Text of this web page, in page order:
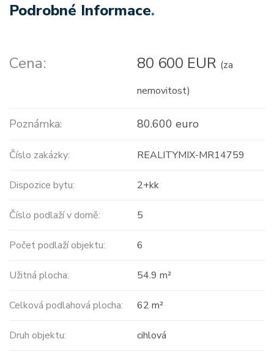
Podrobné Informace.
Cena: 80 600 EUR (za
nemovitost)
Poznámka: 80.600 euro
Číslo zakázky: REALITYMIX-MR14759
Dispozice bytu: 2+kk
Číslo podlaží v domě: 5
Počet podlaží objektu: 6
Užitná plocha: 54.9 m²
Celková podlahová plocha: 62 m²
Druh objektu: cihlová